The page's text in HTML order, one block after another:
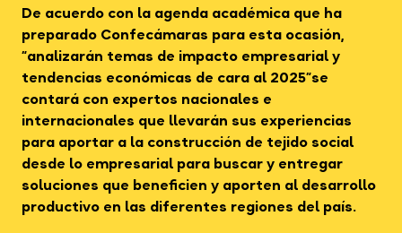
De acuerdo con la agenda académica que ha
preparado Confecámaras para esta ocasión,
“analizarán temas de impacto empresarial y
tendencias económicas de cara al 2025”se
contará con expertos nacionales e
internacionales que llevarán sus experiencias
para aportar a la construcción de tejido social
desde lo empresarial para buscar y entregar
soluciones que beneficien y aporten al desarrollo
productivo en las diferentes regiones del país.